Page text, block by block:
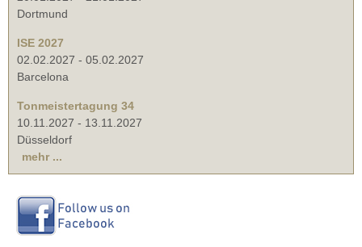
Dortmund
ISE 2027
02.02.2027 - 05.02.2027
Barcelona
Tonmeistertagung 34
10.11.2027 - 13.11.2027
Düsseldorf
mehr ...